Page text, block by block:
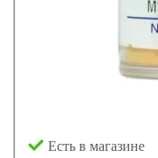
Есть в магазине